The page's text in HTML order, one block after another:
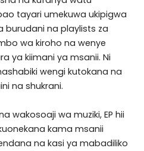
tayari umekuwa ukipigwa
burudani na playlists za
wa kiroho na wenye
ya kiimani ya msanii. Ni
wengi kutokana na
na shukrani.
wakosoaji wa muziki, EP hii
kama msanii
na kasi ya mabadiliko